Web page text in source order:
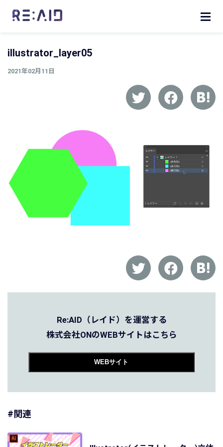
illustrator_layer05
2021年02月11日
Re:AID（レイド）を運営する
株式会社ONのWEBサイトはこちら
WEBサイト
#関連